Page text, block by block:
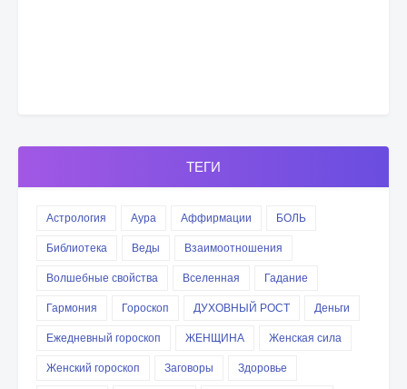
ТЕГИ
Астрология Аура Аффирмации
БОЛЬ
Библиотека
Веды
Взаимоотношения
Волшебные свойства
Вселенная
Гадание
Гармония
Гороскоп ДУХОВНЫЙ РОСТ
Деньги
Ежедневный гороскоп
ЖЕНЩИНА
Женская сила
Женский гороскоп
Заговоры
Здоровье